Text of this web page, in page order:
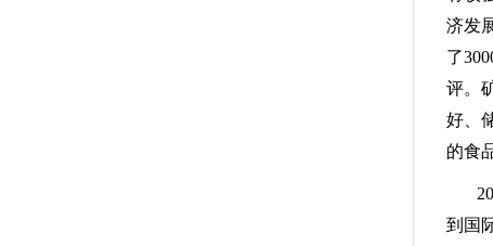
济发
了
评。
好、
的食
到国